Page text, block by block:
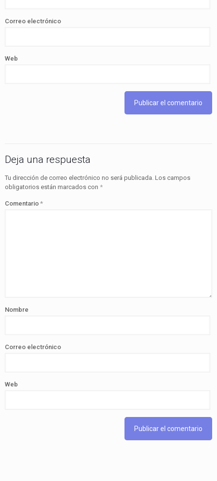
Correo electrónico
Web
Deja una respuesta
Tu dirección de correo electrónico no será publicada. Los campos
obligatorios están marcados con *
Comentario *
Nombre
Correo electrónico
Web